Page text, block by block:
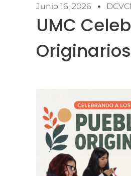
Junio 16, 2026
UMC
Originarios